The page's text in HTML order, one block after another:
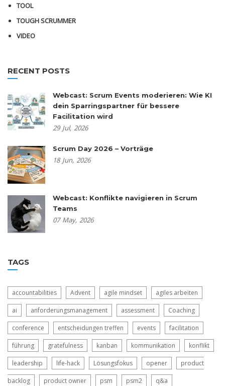
TOOL
TOUGH SCRUMMER
VIDEO
RECENT POSTS
Webcast: Scrum Events moderieren: Wie KI
dein Sparringspartner für bessere
Facilitation wird
29 Jul, 2026
Scrum Day 2026 – Vorträge
18 Jun, 2026
Webcast: Konflikte navigieren in Scrum
Teams
07 May, 2026
TAGS
accountabilities Advent agile mindset agiles arbeiten
ai anforderungsmanagement assessment Coaching
conference entscheidungen treffen events facilitation
führung gratefulness kanban kommunikation konflikt
leadership life-hack Lösungsfokus opener product
backlog product owner psm psm2 q&a